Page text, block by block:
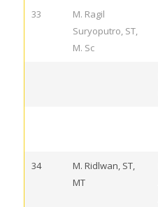
33
M. Ragil
Suryoputro, ST,
M. Sc
34
M. Ridlwan, ST,
MT